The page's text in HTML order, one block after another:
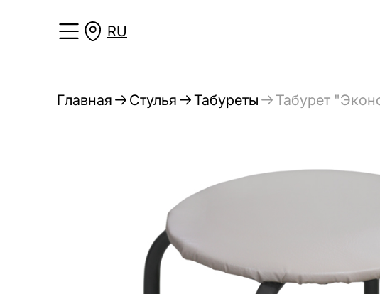
RU
Главная Стулья Табуреты Табурет